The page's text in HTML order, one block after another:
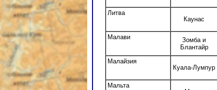
Литва
Каунас
Малави
Зомба и
Блантайр
Малайзия
Куала-Лумпур
Мальта